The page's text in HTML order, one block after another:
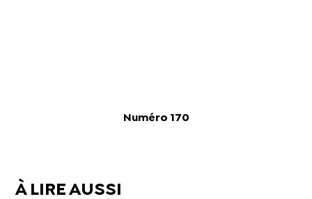
Numéro 170
À LIRE AUSSI